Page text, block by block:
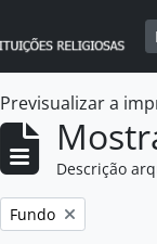
Previsualizar a
Descrição
Remover filtro:
Fundo